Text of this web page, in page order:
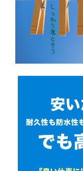
漁師以外の仕事でも活
ブログ一覧